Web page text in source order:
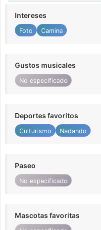
Intereses
Foto Camina
Gustos musicales
No especificado
Deportes favoritos
Culturismo Nadando
Paseo
No especificado
Mascotas favoritas